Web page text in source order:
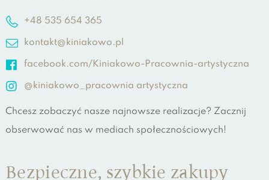
+48 535 654 365
kontakt@kiniakowo.pl
facebook.com/Kiniakowo-Pracownia-artystyczna
@kiniakowo_pracownia artystyczna
Chcesz zobaczyć nasze najnowsze realizacje? Zacznij
obserwować nas w mediach społecznościowych!
Bezpieczne, szybkie zakupy